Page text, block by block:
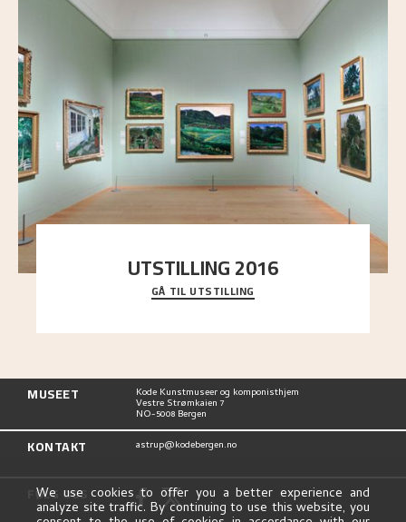
UTSTILLING 2016
En komplett oversikt over Nikolai Astrups
utstillinger, fra debuten i 1900 og frem til i dag.
GÅ TIL UTSTILLING
MUSEET Kode Kunstmuseer og komponisthjem
Vestre Strømkaien 7
NO-5008 Bergen
KONTAKT astrup@kodebergen.no
FØLG OSS
We use cookies to offer you a better experience and
analyze site traffic. By continuing to use this website, you